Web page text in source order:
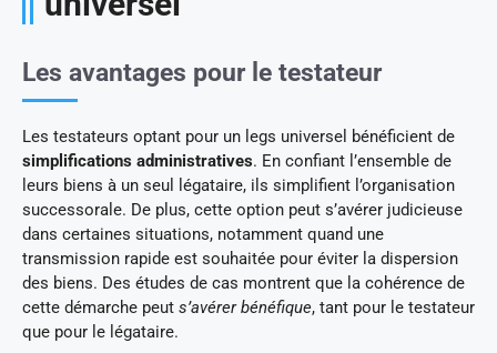
Les avantages pour le testateur
Les testateurs optant pour un legs universel bénéficient de
simplifications administratives. En confiant l’ensemble de
leurs biens à un seul légataire, ils simplifient l’organisation
successorale. De plus, cette option peut s’avérer judicieuse
dans certaines situations, notamment quand une
transmission rapide est souhaitée pour éviter la dispersion
des biens. Des études de cas montrent que la cohérence de
cette démarche peut s’avérer bénéfique, tant pour le testateur
que pour le légataire.